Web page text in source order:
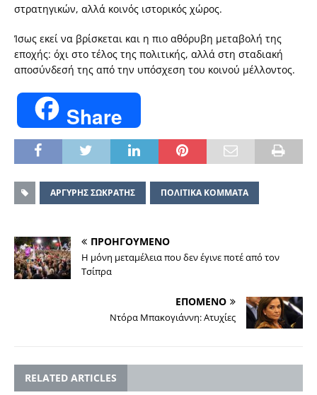
στρατηγικών, αλλά κοινός ιστορικός χώρος.
Ίσως εκεί να βρίσκεται και η πιο αθόρυβη μεταβολή της
εποχής: όχι στο τέλος της πολιτικής, αλλά στη σταδιακή
αποσύνδεσή της από την υπόσχεση του κοινού μέλλοντος.
Share
ΑΡΓΥΡΗΣ ΣΩΚΡΑΤΗΣ ΠΟΛΙΤΙΚΑ ΚΟΜΜΑΤΑ
ΠΡΟΗΓΟΥΜΕΝΟ
Η μόνη μεταμέλεια που δεν έγινε ποτέ από τον
Τσίπρα
ΕΠΟΜΕΝΟ
Ντόρα Μπακογιάννη: Ατυχίες
RELATED ARTICLES